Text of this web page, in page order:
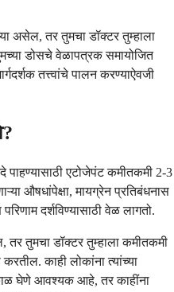
असेल, तर तुमचा डॉक्टर तुम्हाला
डोसचे वेळापत्रक समायोजित
तत्त्वांचे पालन करण्याऐवजी
पाहण्यासाठी एटोजेपंट कमीतकमी 2-3
औषधांपेक्षा, मायग्रेन प्रतिबंधनास
दर्शविण्यासाठी वेळ लागतो.
तुमचा डॉक्टर तुम्हाला कमीतकमी
काही लोकांना त्यांच्या
घेणे आवश्यक आहे, तर काहींना